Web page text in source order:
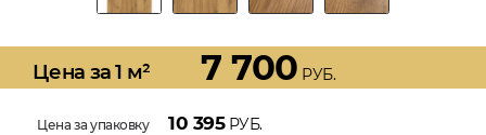
Цена за 1 м² 7 700 РУБ.
Цена за упаковку 10 395РУБ.